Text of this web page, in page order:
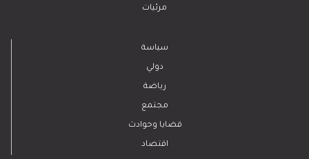
مرئيات
سياسة
دولي
رياضة
مجتمع
قضايا وحوادث
اقتصاد